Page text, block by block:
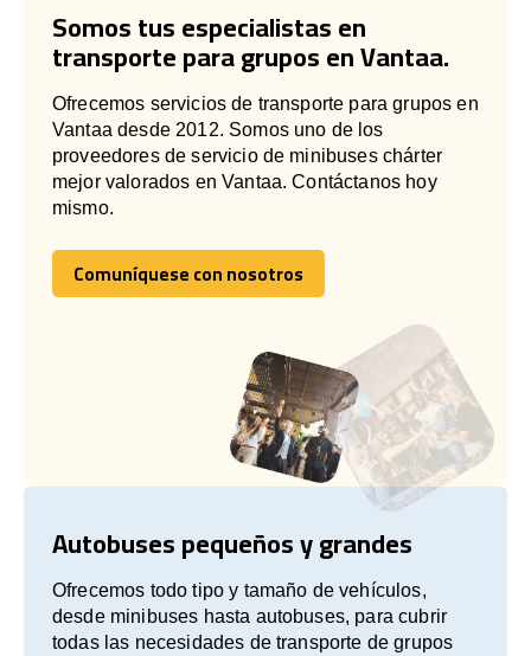
Somos tus especialistas en
transporte para grupos en Vantaa.
Ofrecemos servicios de transporte para grupos en
Vantaa desde 2012. Somos uno de los
proveedores de servicio de minibuses chárter
mejor valorados en Vantaa. Contáctanos hoy
mismo.
Comuníquese con nosotros
Comuníquese con nosotros
Autobuses pequeños y grandes
Ofrecemos todo tipo y tamaño de vehículos,
desde minibuses hasta autobuses, para cubrir
todas las necesidades de transporte de grupos